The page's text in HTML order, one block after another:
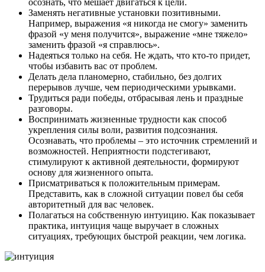
осознать, что мешает двигаться к цели.
Заменять негативные установки позитивными.
Например, выражения «я никогда не смогу» заменить
фразой «у меня получится», выражение «мне тяжело»
заменить фразой «я справлюсь».
Надеяться только на себя. Не ждать, что кто-то придет,
чтобы избавить вас от проблем.
Делать дела планомерно, стабильно, без долгих
перерывов лучше, чем периодическими урывками.
Трудиться ради победы, отбрасывая лень и праздные
разговоры.
Воспринимать жизненные трудности как способ
укрепления силы воли, развития подсознания.
Осознавать, что проблемы – это источник стремлений и
возможностей. Неприятности подстегивают,
стимулируют к активной деятельности, формируют
основу для жизненного опыта.
Присматриваться к положительным примерам.
Представить, как в сложной ситуации повел бы себя
авторитетный для вас человек.
Полагаться на собственную интуицию. Как показывает
практика, интуиция чаще выручает в сложных
ситуациях, требующих быстрой реакции, чем логика.